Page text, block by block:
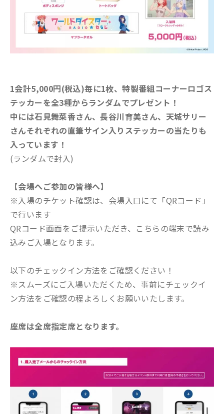
1会計5,000円(税込)毎に1枚、特製番組コーナーロゴス
テッカーを全3種からランダムでプレゼント！
中には石見舞菜香さん、長谷川育美さん、天城サリー
さんそれぞれの直筆サイン入りステッカーの当たりも
入っています！
(ランダムで封入)
【会場へご参加の皆様へ】
※入場のチケット確認は、会場入口にて「QRコード」
で行います
QRコード画面をご提示いただき、こちらの端末で読み
込みご入場となります。
以下のチェックイン方法をご確認ください！
※スムーズにご入場いただくため、事前にチェックイ
ン方法をご確認の程よろしくお願いいたします。
座席は全席指定席となります。